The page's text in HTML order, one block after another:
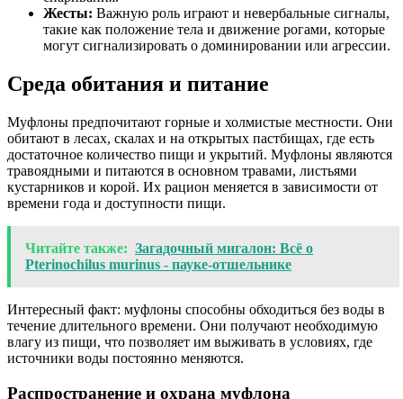
Жесты: Важную роль играют и невербальные сигналы,
такие как положение тела и движение рогами, которые
могут сигнализировать о доминировании или агрессии.
Среда обитания и питание
Муфлоны предпочитают горные и холмистые местности. Они
обитают в лесах, скалах и на открытых пастбищах, где есть
достаточное количество пищи и укрытий. Муфлоны являются
травоядными и питаются в основном травами, листьями
кустарников и корой. Их рацион меняется в зависимости от
времени года и доступности пищи.
Читайте также: Загадочный мигалон: Всё о
Pterinochilus murinus - пауке-отшельнике
Интересный факт: муфлоны способны обходиться без воды в
течение длительного времени. Они получают необходимую
влагу из пищи, что позволяет им выживать в условиях, где
источники воды постоянно меняются.
Распространение и охрана муфлона